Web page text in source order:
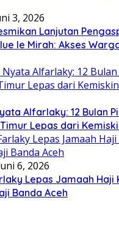
3, 2026
Lanjutan
Ie Mirah: Akses
Alfarlaky: 12 Bulan
Lepas dari
6, 2026
Lepas Jamaah Haji
Banda Aceh